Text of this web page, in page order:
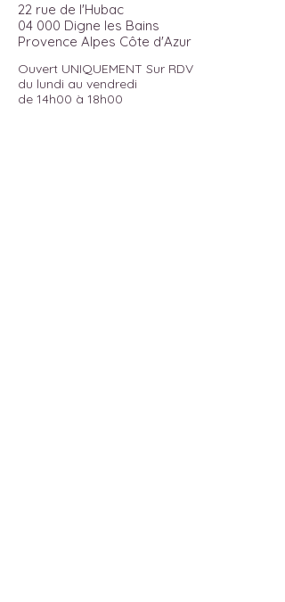
22 rue de l'Hubac
04 000 Digne les Bains
Provence Alpes Côte d'Azur
Ouvert UNIQUEMENT Sur RDV
du lundi au vendredi
de 14h00 à 18h00